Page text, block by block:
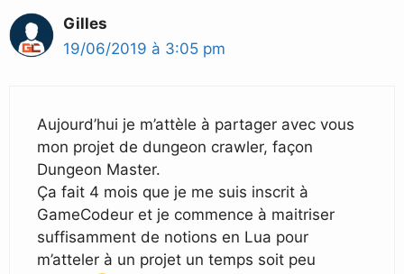
Gilles
19/06/2019 à 3:05 pm
Aujourd’hui je m’attèle à partager avec vous
mon projet de dungeon crawler, façon
Dungeon Master.
Ça fait 4 mois que je me suis inscrit à
GameCodeur et je commence à maitriser
suffisamment de notions en Lua pour
m’atteler à un projet un temps soit peu